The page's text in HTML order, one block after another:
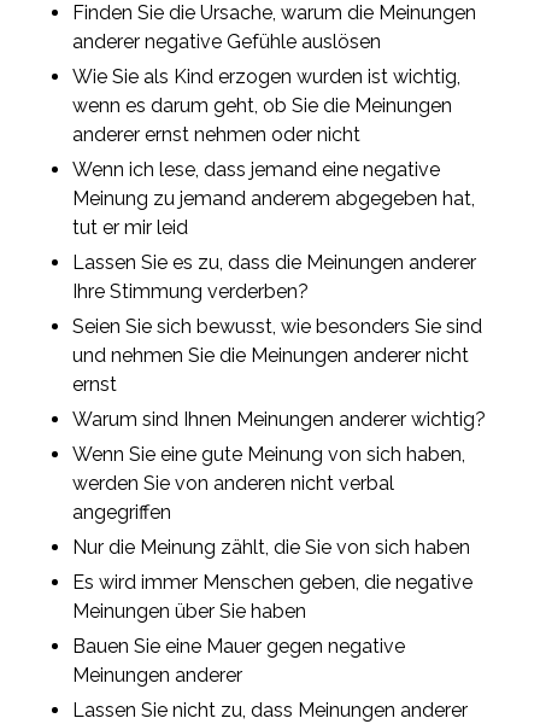
Finden Sie die Ursache, warum die Meinungen
anderer negative Gefühle auslösen
Wie Sie als Kind erzogen wurden ist wichtig,
wenn es darum geht, ob Sie die Meinungen
anderer ernst nehmen oder nicht
Wenn ich lese, dass jemand eine negative
Meinung zu jemand anderem abgegeben hat,
tut er mir leid
Lassen Sie es zu, dass die Meinungen anderer
Ihre Stimmung verderben?
Seien Sie sich bewusst, wie besonders Sie sind
und nehmen Sie die Meinungen anderer nicht
ernst
Warum sind Ihnen Meinungen anderer wichtig?
Wenn Sie eine gute Meinung von sich haben,
werden Sie von anderen nicht verbal
angegriffen
Nur die Meinung zählt, die Sie von sich haben
Es wird immer Menschen geben, die negative
Meinungen über Sie haben
Bauen Sie eine Mauer gegen negative
Meinungen anderer
Lassen Sie nicht zu, dass Meinungen anderer